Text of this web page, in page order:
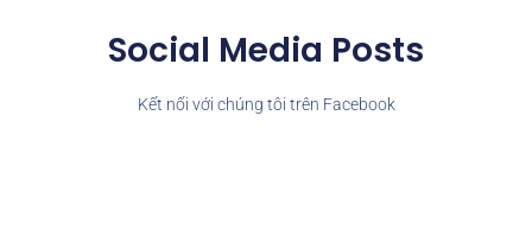
Social Media Posts
Kết nối với chúng tôi trên Facebook